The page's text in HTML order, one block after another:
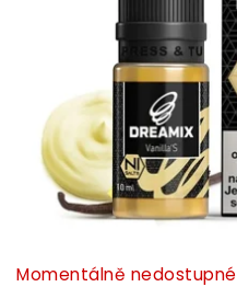
Momentálně nedostupné